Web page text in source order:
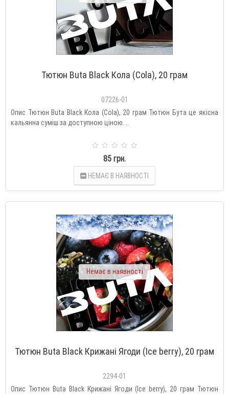
Тютюн Buta Black Кола (Cola), 20 грам
07226-01
Опис Тютюн Buta Black Кола (Cola), 20 грам Тютюн Бута це якісна
кальянна суміш за доступною ціною. ..
85 грн.
НЕМАЄ В НАЯВНОСТІ
Немає в наявності
Тютюн Buta Black Крижані Ягоди (Ice berry), 20 грам
2294-01
Опис Тютюн Buta Black Крижані Ягоди (Ice berry), 20 грам Тютюн